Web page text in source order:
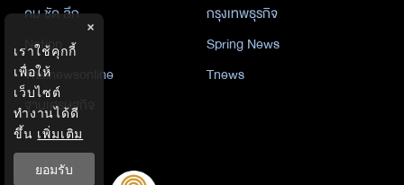
คม ชัด ลึก
กรุงเทพธุรกิจ
Nation
Spring News
Thainewsonline
Tnews
ฐานเศรษฐกิจ
×
เราใช้คุกกี้
เพื่อให้
เว็บไซต์
ทำงานได้ดี
ขึ้น เพิ่มเติม
ยอมรับ